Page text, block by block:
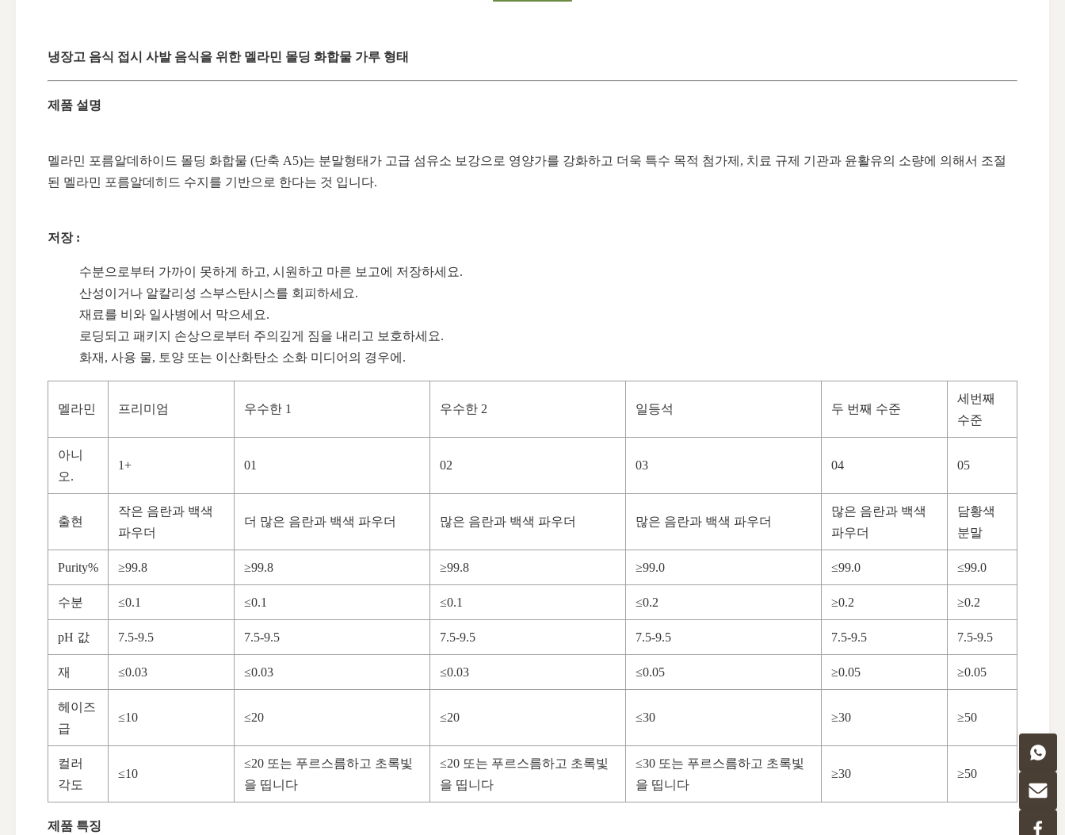
냉장고 음식 접시 사발 음식을 위한 멜라민 몰딩 화합물 가루 형태
제품 설명
멜라민 포름알데하이드 몰딩 화합물 (단축 A5)는 분말형태가 고급 섬유소 보강으로 영양가를 강화하고 더욱 특수 목적 첨가제, 치료 규제 기관과 윤활유의 소량에 의해서 조절
된 멜라민 포름알데히드 수지를 기반으로 한다는 것 입니다.
저장 :
수분으로부터 가까이 못하게 하고, 시원하고 마른 보고에 저장하세요.
산성이거나 알칼리성 스부스탄시스를 회피하세요.
재료를 비와 일사병에서 막으세요.
로딩되고 패키지 손상으로부터 주의깊게 짐을 내리고 보호하세요.
화재, 사용 물, 토양 또는 이산화탄소 소화 미디어의 경우에.
멜라민 프리미엄 우수한 1 우수한 2 일등석 두 번째 수준
세번째
수준
아니
오.
1+ 01 02 03 04 05
출현
작은 음란과 백색
파우더
더 많은 음란과 백색 파우더 많은 음란과 백색 파우더 많은 음란과 백색 파우더
많은 음란과 백색
파우더
담황색
분말
Purity% ≥99.8 ≥99.8 ≥99.8 ≥99.0 ≤99.0 ≤99.0
수분 ≤0.1 ≤0.1 ≤0.1 ≤0.2 ≥0.2 ≥0.2
pH 값 7.5-9.5 7.5-9.5 7.5-9.5 7.5-9.5 7.5-9.5 7.5-9.5
재 ≤0.03 ≤0.03 ≤0.03 ≤0.05 ≥0.05 ≥0.05
헤이즈
급
≤10 ≤20 ≤20 ≤30 ≥30 ≥50
컬러
각도
≤10
≤20 또는 푸르스름하고 초록빛
을 띱니다
≤20 또는 푸르스름하고 초록빛
을 띱니다
≤30 또는 푸르스름하고 초록빛
을 띱니다
≥30 ≥50
제품 특징